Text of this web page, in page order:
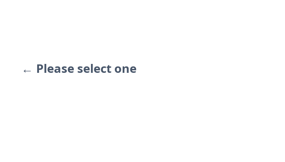
← Please select one